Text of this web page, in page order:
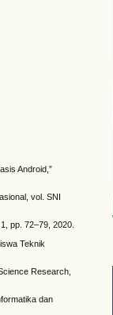
Android,”
vol. SNI
pp. 72–79, 2020.
Teknik
Research,
dan